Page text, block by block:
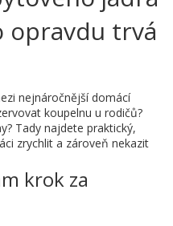
trvá
nejnáročnější domácí
koupelnu u rodičů?
Tady najdete praktický,
zrychlit a zároveň nekazit
krok za